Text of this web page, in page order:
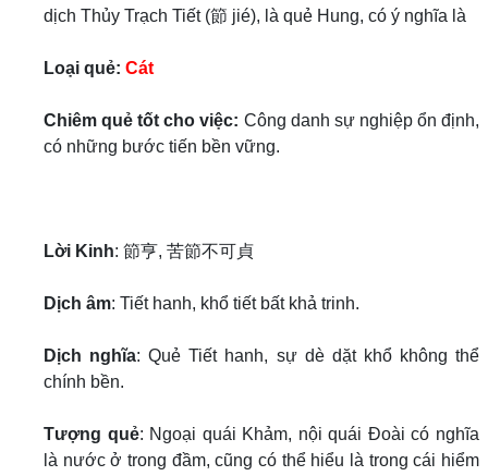
dịch Thủy Trạch Tiết (節 jié), là quẻ Hung, có ý nghĩa là
Loại quẻ: Cát
Chiêm quẻ tốt cho việc: Công danh sự nghiệp ổn định,
có những bước tiến bền vững.
Lời Kinh: 節亨, 苦節不可貞
Dịch âm: Tiết hanh, khổ tiết bất khả trinh.
Dịch nghĩa: Quẻ Tiết hanh, sự dè dặt khổ không thể
chính bền.
Tượng quẻ: Ngoại quái Khảm, nội quái Đoài có nghĩa
là nước ở trong đầm, cũng có thể hiểu là trong cái hiểm